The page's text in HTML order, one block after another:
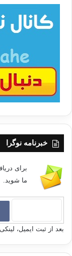
خبرنامه نوگرا
برای
ما شوید.
بعد از ثبت ایمیل،